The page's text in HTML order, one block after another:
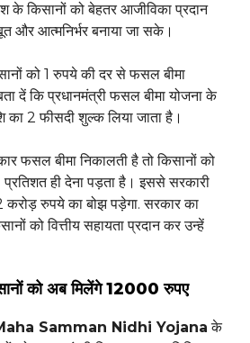
के किसानों को बेहतर आजीविका प्रदान
और आत्मनिर्भर बनाया जा सके।
को 1 रुपये की दर से फसल बीमा
दें कि प्रधानमंत्री फसल बीमा योजना के
का 2 फीसदी शुल्क लिया जाता है।
फसल बीमा निकालती है तो किसानों को
प्रतिशत ही देना पड़ता है। इससे सरकारी
रुपये का बोझ पड़ेगा. सरकार का
को वित्तीय सहायता प्रदान कर उन्हें
को अब मिलेंगे 12000 रुपए
Samman Nidhi Yojana के